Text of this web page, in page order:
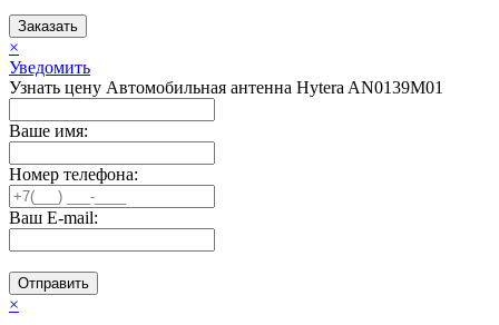
Заказать
×
Уведомить
Узнать цену Автомобильная антенна Hytera AN0139M01
Ваше имя:
Номер телефона:
Ваш E-mail:
Отправить
×